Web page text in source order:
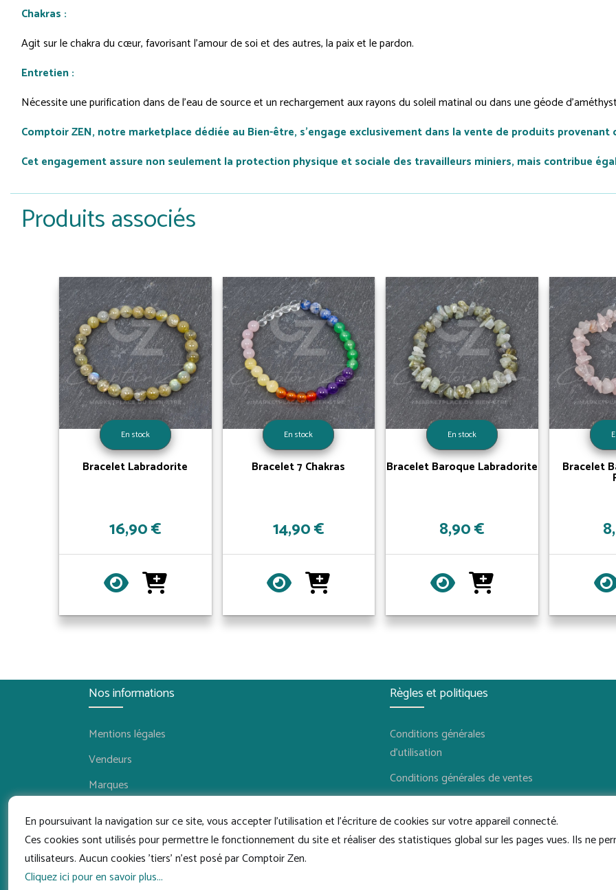
En poursuivant la navigation sur ce site, vous accepter l'utilisation et l'écriture de cookies sur votre appareil connecté.
Ces cookies sont utilisés pour permettre le fonctionnement du site et réaliser des statistiques global sur les pages vues. Ils ne
utilisateurs. Aucun cookies 'tiers' n'est posé par Comptoir Zen.
Cliquez ici pour en savoir plus...
Chakras :
Agit sur le chakra du cœur, favorisant l'amour de soi et des autres, la paix et le pardon.
Entretien :
Nécessite une purification dans de l'eau de source et un rechargement aux rayons du soleil matinal ou dans une géode
Comptoir ZEN, notre marketplace dédiée au Bien-être, s'engage exclusivement dans la vente de produits provenant
Cet engagement assure non seulement la protection physique et sociale des travailleurs miniers, mais contribue
Produits associés
En stock
Bracelet Labradorite
16,90 €
En stock
Bracelet 7 Chakras
14,90 €
En stock
Bracelet Baroque Labradorite
8,90 €
Bracelet
Nos informations
Mentions légales
Vendeurs
Marques
Règles et politiques
Conditions générales
d'utilisation
Conditions générales de ventes
Politique de retour